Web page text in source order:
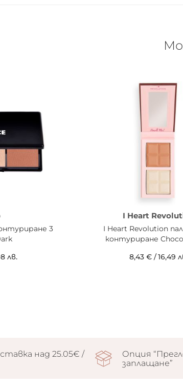
3
лв.
I Heart
I Heart Revolution
контуриране
8,43 € /16,49
над 25.05€ /
Опция
заплащане”